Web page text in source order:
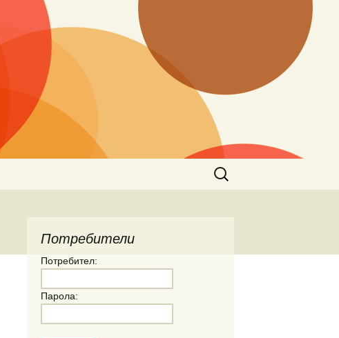
Търсене
за:
Потребители
Потребител:
Парола: